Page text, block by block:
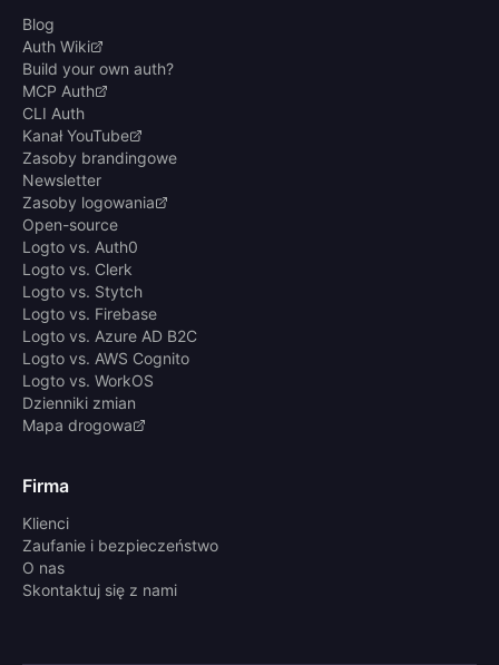
Blog
Auth Wiki
Build your own auth?
MCP Auth
CLI Auth
Kanał YouTube
Zasoby brandingowe
Newsletter
Zasoby logowania
Open-source
Logto vs. Auth0
Logto vs. Clerk
Logto vs. Stytch
Logto vs. Firebase
Logto vs. Azure AD B2C
Logto vs. AWS Cognito
Logto vs. WorkOS
Dzienniki zmian
Mapa drogowa
Firma
Klienci
Zaufanie i bezpieczeństwo
O nas
Skontaktuj się z nami